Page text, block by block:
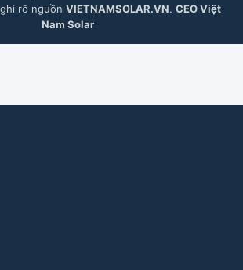
rõ nguồn VIETNAMSOLAR.VN. CEO Việt
Nam Solar